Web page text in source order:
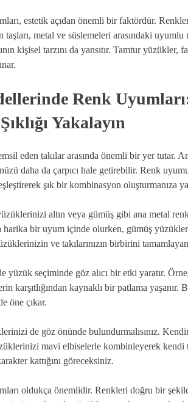
estetik açıdan önemli bir faktördür.
taşları, metal ve süslemeleri arasındaki
kişisel tarzını da yansıtır. Tamtur yüzükler,
Renk Uyumları:
Yakalayın
eden takılar arasında önemli bir yer tutar.
daha da çarpıcı hale getirebilir. Renk
şık bir kombinasyon oluşturmanıza
altın veya gümüş gibi ana metal
harika bir uyum içinde olurken, gümüş
ve takılarınızın birbirini
yüzük seçiminde göz alıcı bir etki yaratır.
karşıtlığından kaynaklı bir patlama yaşanır.
öne çıkar.
de göz önünde bulundurmalısınız.
mavi elbiselerle kombinleyerek kendi
kattığını göreceksiniz.
oldukça önemlidir. Renkleri doğru bir